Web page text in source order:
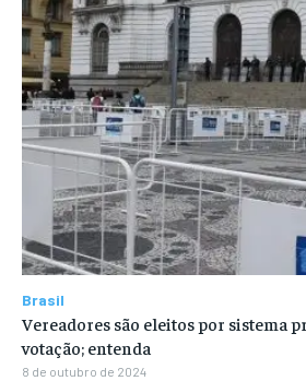
Brasil
Vereadores são eleitos por sistema
votação; entenda
8 de outubro de 2024